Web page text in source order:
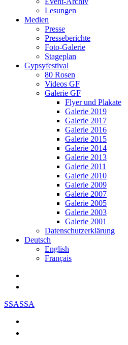
Lesungen
Medien
Presse
Presseberichte
Foto-Galerie
Stageplan
Gypsyfestival
80 Rosen
Videos GF
Galerie GF
Flyer und Plakate
Galerie 2019
Galerie 2017
Galerie 2016
Galerie 2015
Galerie 2014
Galerie 2013
Galerie 2011
Galerie 2010
Galerie 2009
Galerie 2007
Galerie 2005
Galerie 2003
Galerie 2001
Datenschutzerklärung
Deutsch
English
Français
SSASSA